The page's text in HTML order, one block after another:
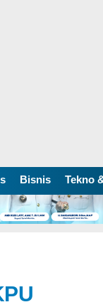
Bisnis Tekno